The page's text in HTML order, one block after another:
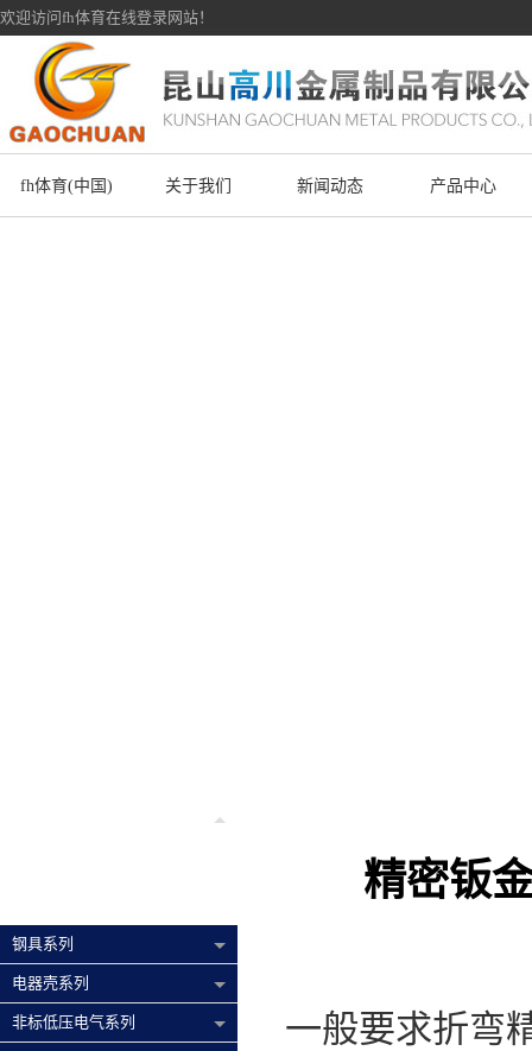
欢迎访问fh体育在线登录网站！
fh体育(中国) 关于我们 新闻动态 产品中心
钢具系列
电器壳系列
非标低压电气系列
精密钣
一般要求折弯